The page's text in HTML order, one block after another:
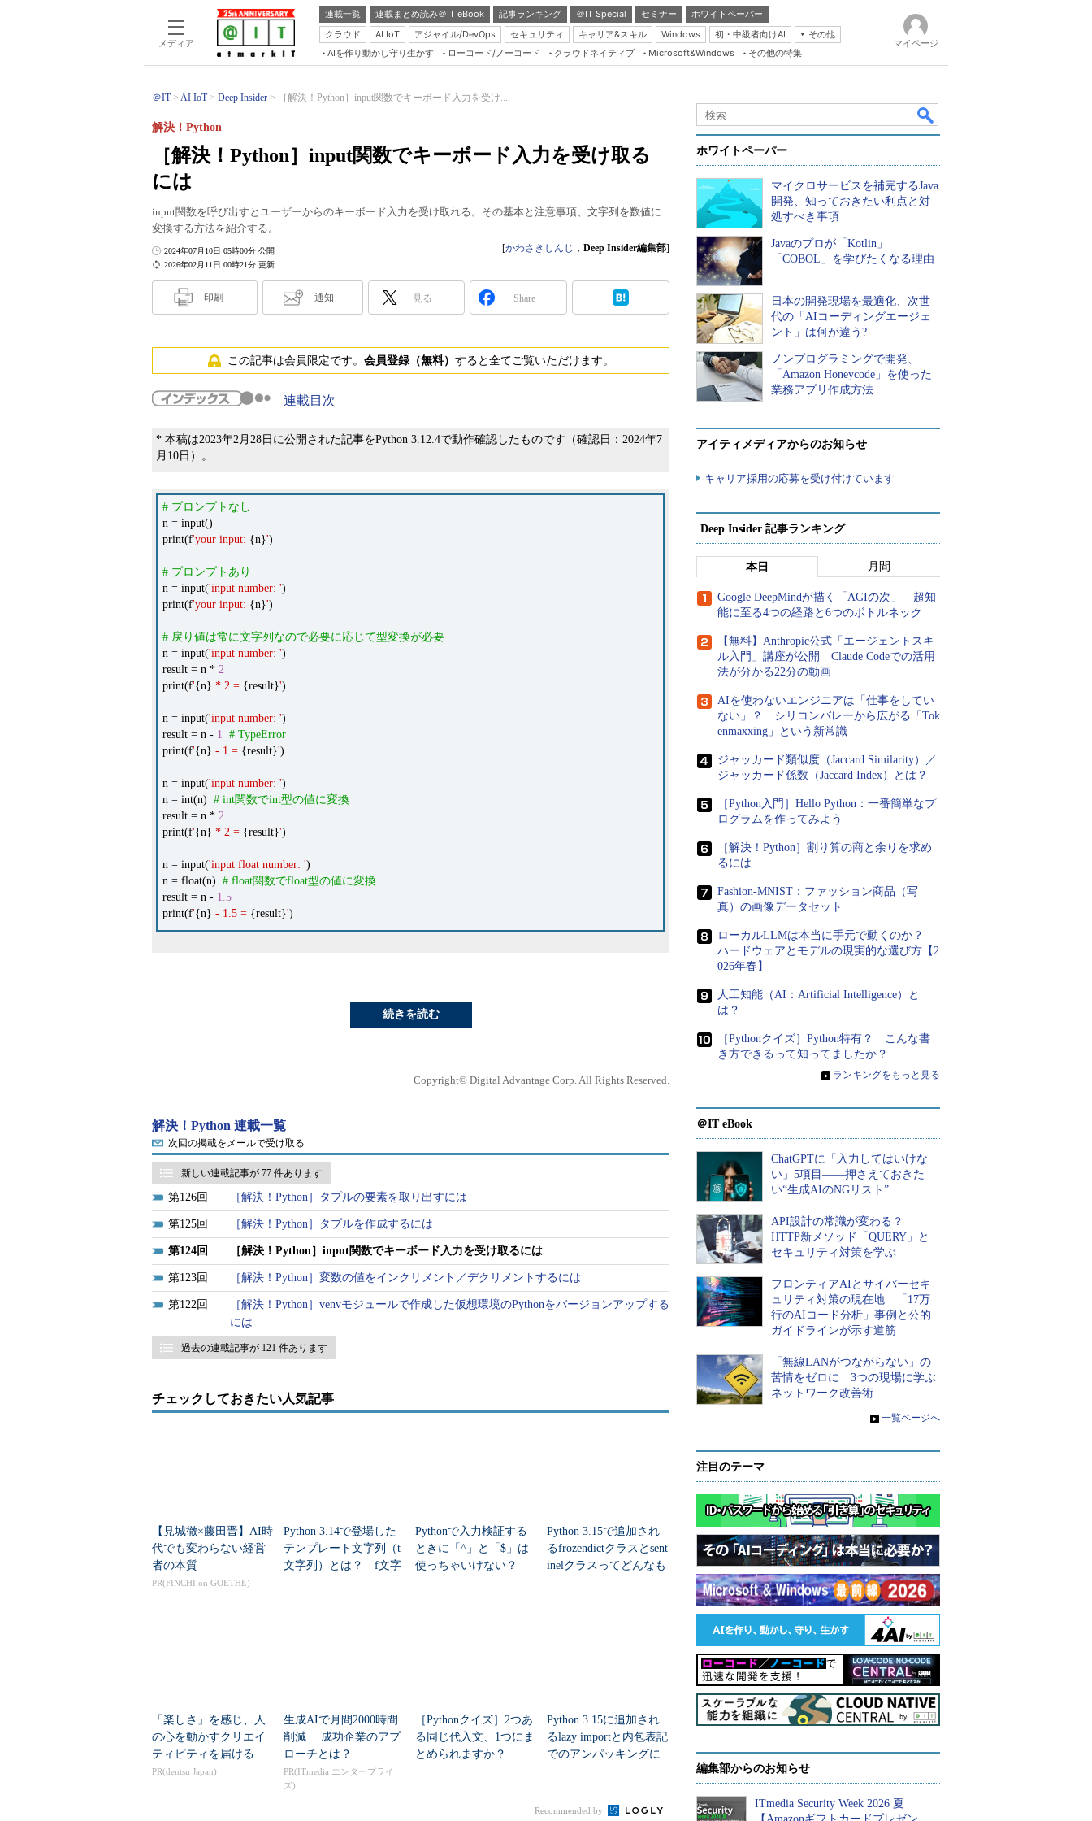
メディア
連載一覧 連載まとめ読み＠IT eBook 記事ランキング ＠IT Special セミナー
ホワイトペーパー
クラウド
AI IoT アジャイル/DevOps セキュリティ キャリア&スキル Windows 初・中級者向けAI
その他
Server & Storage
Java Agile
Database Expert
Linux ＆ OSS
Master of IP Network
Security & Trust
ブログ
AIを作り動かし守り生かす ローコード/ノーコード クラウドネイティブ Microsoft&Windows その他の特集
マイページ
＠IT AI IoT Deep Insider ［解決！Python］input関数でキーボード入力を受け...
［解決！Python］input関数でキーボード入力を受け取る
には
解決！Python
input関数を呼び出すとユーザーからのキーボード入力を受け取れる。その基本と注意事項、文字列を数値に
変換する方法を紹介する。
2026年02月11日 00時21分 更新
2024年07月10日 05時00分 公開 [かわさきしんじ ， Deep Insider編集部]
印刷 通知 見る Share
この記事は会員限定です。 会員登録（無料） すると全てご覧いただけます。
連載目次
* 本稿は2023年2月28日に公開された記事をPython 3.12.4で動作確認したものです（確認日：2024年7
月10日）。
# プロンプトなし
n = input()
print(f'your input: {n}')
# プロンプトあり
n = input('input number: ')
print(f'your input: {n}')
# 戻り値は常に文字列なので必要に応じて型変換が必要
n = input('input number: ')
result = n * 2
print(f'{n} * 2 = {result}')
n = input('input number: ')
result = n - 1 # TypeError
print(f'{n} - 1 = {result}')
n = input('input number: ')
n = int(n) # int関数でint型の値に変換
result = n * 2
print(f'{n} * 2 = {result}')
n = input('input float number: ')
n = float(n) # float関数でfloat型の値に変換
result = n - 1.5
print(f'{n} - 1.5 = {result}')
続きを読む
Copyright© Digital Advantage Corp. All Rights Reserved.
解決！Python 連載一覧
次回の掲載をメールで受け取る
新しい連載記事が 77 件あります
126 ［解決！Python］タプルの要素を取り出すには
125 ［解決！Python］タプルを作成するには
124 ［解決！Python］input関数でキーボード入力を受け取るには
123 ［解決！Python］変数の値をインクリメント／デクリメントするには
122
［解決！Python］venvモジュールで作成した仮想環境のPythonをバージョンアップする
には
過去の連載記事が 121 件あります
チェックしておきたい人気記事
【見城徹×藤田晋】AI時
代でも変わらない経営
者の本質
PR(FINCHI on GOETHE)
Python 3.14で登場した
テンプレート文字列（t
文字列）とは？ f文字
Pythonで入力検証する
ときに「^」と「$」は
使っちゃいけない？
Python 3.15で追加され
るfrozendictクラスとsent
inelクラスってどんなも
「楽しさ」を感じ、人
の心を動かすクリエイ
ティビティを届ける
PR(dentsu Japan)
生成AIで月間2000時間
削減 成功企業のアプ
ローチとは？
PR(ITmedia エンタープライ
ズ)
［Pythonクイズ］2つあ
る同じ代入文、1つにま
とめられますか？
Python 3.15に追加され
るlazy importと内包表記
でのアンパッキングに
Recommended by
ホワイトペーパー
マイクロサービスを補完するJava
開発、知っておきたい利点と対
処すべき事項
Javaのプロが「Kotlin」
「COBOL」を学びたくなる理由
日本の開発現場を最適化、次世
代の「AIコーディングエージェ
ント」は何が違う?
ノンプログラミングで開発、
「Amazon Honeycode」を使った
業務アプリ作成方法
アイティメディアからのお知らせ
キャリア採用の応募を受け付けています
Deep Insider 記事ランキング
本日 月間
Google DeepMindが描く「AGIの次」 超知
能に至る4つの経路と6つのボトルネック
【無料】Anthropic公式「エージェントスキ
ル入門」講座が公開 Claude Codeでの活用
法が分かる22分の動画
AIを使わないエンジニアは「仕事をしてい
ない」？ シリコンバレーから広がる「Tok
enmaxxing」という新常識
ジャッカード類似度（Jaccard Similarity）／
ジャッカード係数（Jaccard Index）とは？
［Python入門］Hello Python：一番簡単なプ
ログラムを作ってみよう
［解決！Python］割り算の商と余りを求め
るには
Fashion-MNIST：ファッション商品（写
真）の画像データセット
ローカルLLMは本当に手元で動くのか？
ハードウェアとモデルの現実的な選び方【2
026年春】
人工知能（AI：Artificial Intelligence）と
は？
［Pythonクイズ］Python特有？ こんな書
き方できるって知ってましたか？
» ランキングをもっと見る
＠IT eBook
ChatGPTに「入力してはいけな
い」5項目――押さえておきた
い“生成AIのNGリスト”
API設計の常識が変わる？
HTTP新メソッド「QUERY」と
セキュリティ対策を学ぶ
フロンティアAIとサイバーセキ
ュリティ対策の現在地 「17万
行のAIコード分析」事例と公的
ガイドラインが示す道筋
「無線LANがつながらない」の
苦情をゼロに 3つの現場に学ぶ
ネットワーク改善術
» 一覧ページへ
注目のテーマ
編集部からのお知らせ
ITmedia Security Week 2026 夏